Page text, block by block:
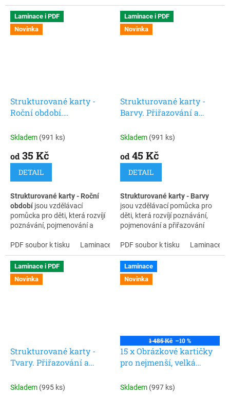
relaxační pomůcka po náročné
aktivitě nebo před odpočinkem.
podněty (co vidím, slyším, cítím,
ochutnávám, čeho se
dotýkám).
Laminace i PDF
Novinka
Strukturované karty -
Roční období.
pro děti
Skladem (991 ks)
od 35 Kč
DETAIL
Strukturované karty - Roční
období jsou vzdělávací
pomůcka pro děti, která rozvíjí
poznávání, pojmenování a
přiřazuje obrázky k jednotlivým
obdobím a učí se chápat jejich
typické znaky.
Díky přehlednému zpracování a
vhodné pro děti s PAS,
opožděným vývojem řeči i pro
Pomáhají rozvíjet soustředění,
PDF soubor k tisku Laminace + zip
Laminace i PDF
Novinka
Strukturované karty -
Barvy. Přiřazování a
Skladem (991 ks)
od 45 Kč
DETAIL
Strukturované karty - Barvy
jsou vzdělávací pomůcka pro
děti, která rozvíjí poznávání,
pojmenování a přiřazování
zpracování a vizuální podpoře
dítě snadno pochopí zadání a
pracuje samostatně.
Karty vycházejí z principů
Pomáhají rozvíjet soustředění,
logické myšlení a jistotu při
učení.
PDF soubor k tisku Laminace +
Laminace i PDF
Novinka
Strukturované karty -
Tvary. Přiřazování a
Skladem (995 ks)
Laminace
Novinka
1 485 Kč –10 %
15 x Obrázkové kartičky
pro nejmenší, velká
Skladem (997 ks)